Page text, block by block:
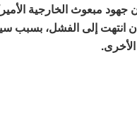
جهود مبعوث الخارجية
انتهت إلى الفشل،